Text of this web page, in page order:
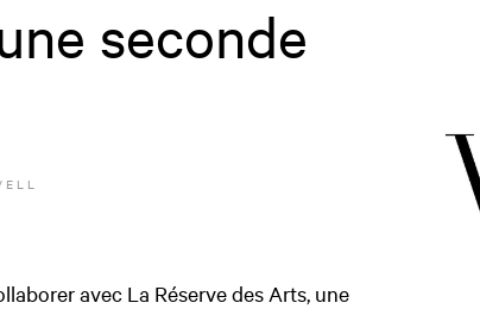
seconde
avec La Réserve des Arts, une